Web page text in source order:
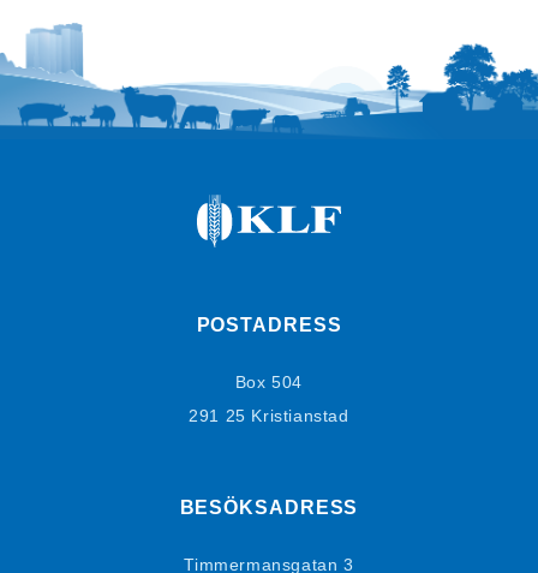
POSTADRESS
Box 504
291 25 Kristianstad
BESÖKSADRESS
Timmermansgatan 3